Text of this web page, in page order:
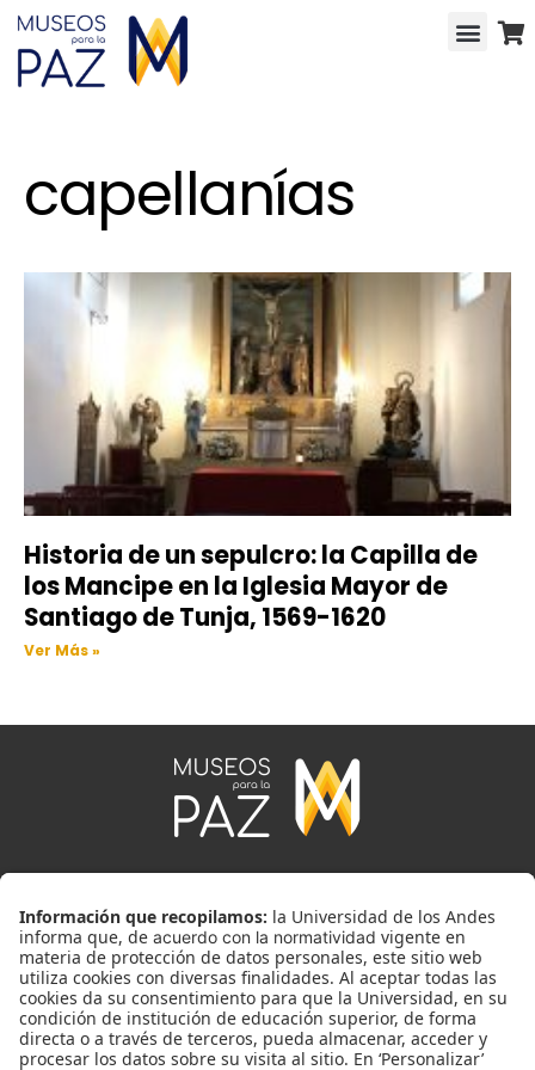
capellanías
Historia de un sepulcro: la Capilla de
los Mancipe en la Iglesia Mayor de
Santiago de Tunja, 1569-1620
Ver Más »
Universidad de los Andes | Vigilada MinEducación. Reconocimiento como
Universidad: Decreto 1297 del 30 de mayo de 1964.
Reconocimiento personería jurídica: Resolución 28 del 23 de febrero de
1949 MinJusticia.